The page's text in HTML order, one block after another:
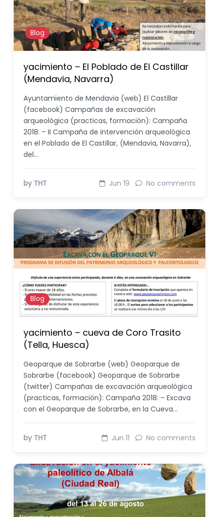
Blog
yacimiento – El Poblado de El Castillar
(Mendavia, Navarra)
Ayuntamiento de Mendavia (web) El Castillar
(facebook) Campañas de excavación
arqueológica (practicas, formación): Campaña
2018: – II Campaña de intervención arqueológica
en el Poblado de El Castillar, (Mendavia, Navarra),
del…
by THT Jun 19 No comments
Blog
yacimiento – cueva de Coro Trasito
(Tella, Huesca)
Geoparque de Sobrarbe (web) Geoparque de
Sobrarbe (facebook) Geoparque de Sobrarbe
(twitter) Campañas de excavación arqueológica
(practicas, formación): Campaña 2018: – Excava
con el Geoparque de Sobrarbe, en la Cueva…
by THT Jun 11 No comments